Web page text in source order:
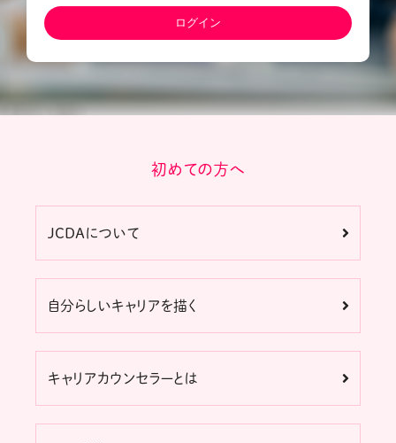
初めての方へ
JCDAについて
自分らしいキャリアを描く
キャリアカウンセラーとは